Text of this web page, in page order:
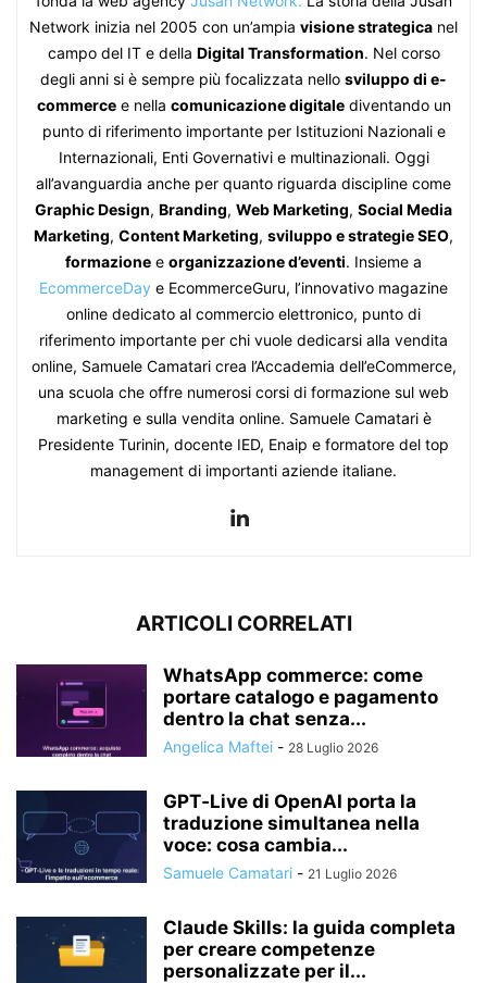
Network inizia nel 2005 con un’ampia visione strategica nel
campo del IT e della Digital Transformation. Nel corso
degli anni si è sempre più focalizzata nello sviluppo di e-
commercee nella comunicazione digitalediventando un
punto di riferimento importante per Istituzioni Nazionali e
Internazionali, Enti Governativi e multinazionali. Oggi
all’avanguardia anche per quanto riguarda discipline come
Graphic Design, Branding, Web Marketing, Social Media
Marketing, Content Marketing, sviluppo e strategie SEO,
formazione e organizzazione d’eventi. Insieme a
EcommerceDay e EcommerceGuru, l’innovativo magazine
online dedicato al commercio elettronico, punto di
riferimento importante per chi vuole dedicarsi alla vendita
online, Samuele Camatari crea l’Accademia dell’eCommerce,
una scuola che offre numerosi corsi di formazione sul web
marketing e sulla vendita online. Samuele Camatari è
Presidente Turinin, docente IED, Enaip e formatore del top
management di importanti aziende italiane.
ARTICOLI CORRELATI
WhatsApp commerce: come
portare catalogo e pagamento
dentro la chat senza...
Angelica Maftei - 28 Luglio 2026
GPT‑Live di OpenAI porta la
traduzione simultanea nella
voce: cosa cambia...
Samuele Camatari - 21 Luglio 2026
Claude Skills: la guida completa
per creare competenze
personalizzate per il...